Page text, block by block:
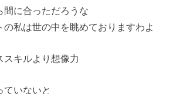
間に合っただろうな
の私は世の中を眺めておりますわよ
スキルより想像力
ていないと